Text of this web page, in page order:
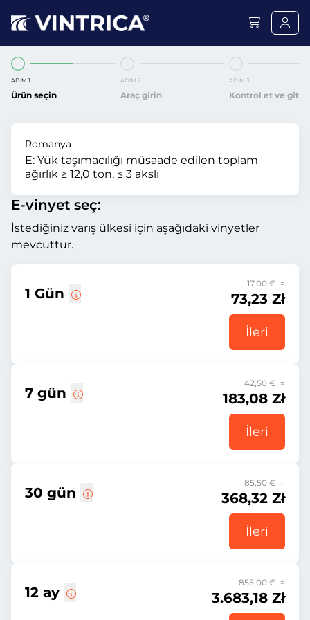
ADIM 1
Ürün seçin
ADIM 2
Araç girin
ADIM 3
Kontrol et ve git
Romanya
E: Yük taşımacılığı müsaade edilen toplam
ağırlık ≥ 12,0 ton, ≤ 3 akslı
E-vinyet seç:
İstediğiniz varış ülkesi için aşağıdaki vinyetler
mevcuttur.
1 Gün
17,00 € =
73,23 Zł
İleri
7 gün
42,50 € =
183,08 Zł
İleri
30 gün
85,50 € =
368,32 Zł
İleri
12 ay
855,00 € =
3.683,18 Zł